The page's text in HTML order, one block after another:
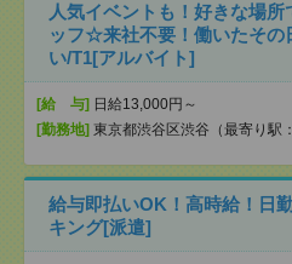
人気イベントも！好きな場
ッフ☆来社不要！働いたその
い/T1[アルバイト]
[給 与] 日給13,000円～
[勤務地] 東京都渋谷区渋谷（最寄り駅
給与即払いOK！高時給！日
キング[派遣]